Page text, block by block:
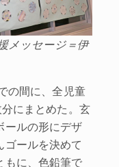
メッセージ＝伊
の間に、全児童
にまとめた。玄
ールの形にデザ
ゴールを決めて
もに、色鉛筆で